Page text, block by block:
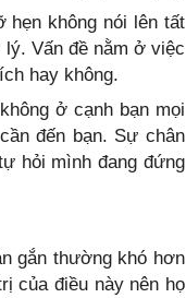
hẹn không nói lên tất
Vấn đề nằm ở việc
hay không.
ở cạnh bạn mọi
đến bạn. Sự chân
hỏi mình đang đứng
gắn thường khó hơn
của điều này nên họ